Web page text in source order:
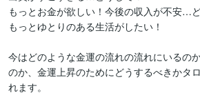
もっとお金が欲しい！今後の収入が不安…
もっとゆとりのある生活がしたい！
今はどのような金運の流れの流れにいるの
のか、金運上昇のためにどうするべきかタ
れます。